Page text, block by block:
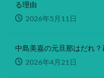
る理由
2026年5月11日
中島美嘉の元旦那はだれ
2026年4月21日